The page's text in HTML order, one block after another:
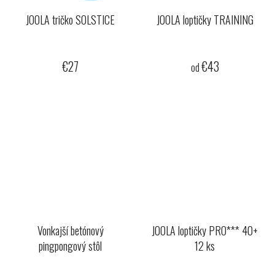
JOOLA tričko SOLSTICE
€27
JOOLA loptičky TRAINING
od€43
Vonkajší betónový
pingpongový stôl
JOOLA loptičky PRO*** 40+
12 ks